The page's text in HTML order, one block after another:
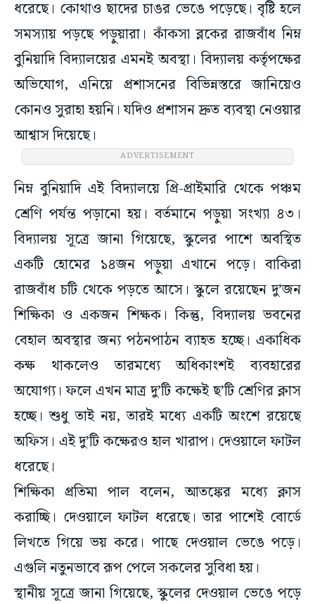
ধরেছে। কোথাও ছাদের চাঙর ভেঙে পড়েছে। বৃষ্টি হলে
সমস্যায় পড়ছে পড়ুয়ারা। কাঁকসা ব্লকের রাজবাঁধ নিম্ন
বুনিয়াদি বিদ্যালয়ের এমনই অবস্থা। বিদ্যালয় কর্তৃপক্ষের
অভিযোগ, এনিয়ে প্রশাসনের বিভিন্নস্তরে জানিয়েও
কোনও সুরাহা হয়নি। যদিও প্রশাসন দ্রুত ব্যবস্থা নেওয়ার
আশ্বাস দিয়েছে।
নিম্ন বুনিয়াদি এই বিদ্যালয়ে প্রি-প্রাইমারি থেকে পঞ্চম
শ্রেণি পর্যন্ত পড়ানো হয়। বর্তমানে পড়ুয়া সংখ্যা ৪৩।
বিদ্যালয় সূত্রে জানা গিয়েছে, স্কুলের পাশে অবস্থিত
একটি হোমের ১৪জন পড়ুয়া এখানে পড়ে। বাকিরা
রাজবাঁধ চটি থেকে পড়তে আসে। স্কুলে রয়েছেন দু’জন
শিক্ষিকা ও একজন শিক্ষক। কিন্তু, বিদ্যালয় ভবনের
বেহাল অবস্থার জন্য পঠনপাঠন ব্যাহত হচ্ছে। একাধিক
কক্ষ থাকলেও তারমধ্যে অধিকাংশই ব্যবহারের
অযোগ্য। ফলে এখন মাত্র দু’টি কক্ষেই ছ’টি শ্রেণির ক্লাস
হচ্ছে। শুধু তাই নয়, তারই মধ্যে একটি অংশে রয়েছে
অফিস। এই দু’টি কক্ষেরও হাল খারাপ। দেওয়ালে ফাটল
ধরেছে।
শিক্ষিকা প্রতিমা পাল বলেন, আতঙ্কের মধ্যে ক্লাস
করাচ্ছি। দেওয়ালে ফাটল ধরেছে। তার পাশেই বোর্ডে
লিখতে গিয়ে ভয় করে। পাছে দেওয়াল ভেঙে পড়ে।
এগুলি নতুনভাবে রূপ পেলে সকলের সুবিধা হয়।
স্থানীয় সূত্রে জানা গিয়েছে, স্কুলের দেওয়াল ভেঙে পড়ে
যাওয়ার পাশাপাশি রয়েছে সাপের আতঙ্ক। অনেক সময়